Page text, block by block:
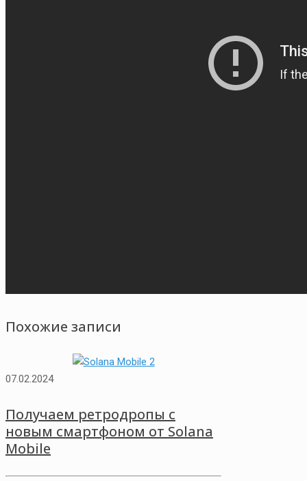
Похожие записи
07.02.2024
Получаем ретродропы с
новым смартфоном от Solana
Mobile